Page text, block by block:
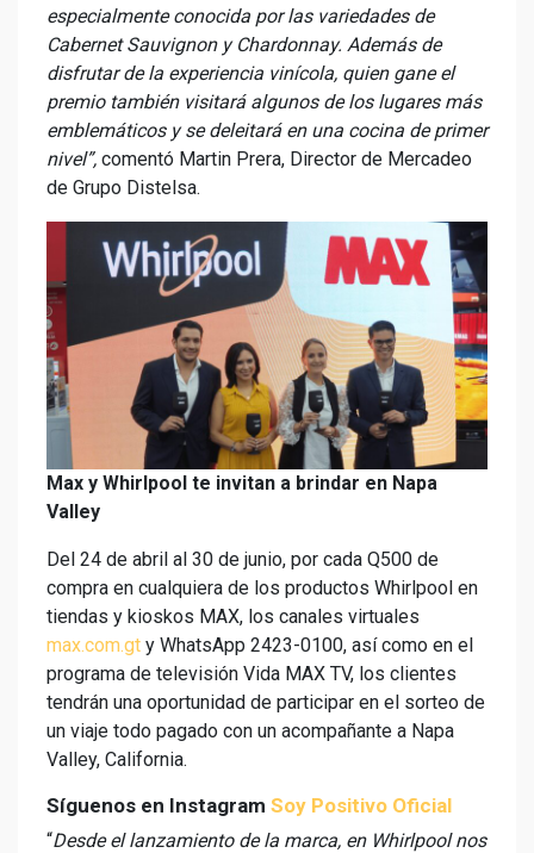
especialmente conocida por las variedades de
Cabernet Sauvignon y Chardonnay. Además de
disfrutar de la experiencia vinícola, quien gane el
premio también visitará algunos de los lugares más
emblemáticos y se deleitará en una cocina de primer
nivel”, comentó Martin Prera, Director de Mercadeo
de Grupo Distelsa.
Max y Whirlpool te invitan a brindar en Napa
Valley
Del 24 de abril al 30 de junio, por cada Q500 de
compra en cualquiera de los productos Whirlpool en
tiendas y kioskos MAX, los canales virtuales
max.com.gt y WhatsApp 2423-0100, así como en el
programa de televisión Vida MAX TV, los clientes
tendrán una oportunidad de participar en el sorteo de
un viaje todo pagado con un acompañante a Napa
Valley, California.
Síguenos en Instagram Soy Positivo Oficial
“Desde el lanzamiento de la marca, en Whirlpool nos